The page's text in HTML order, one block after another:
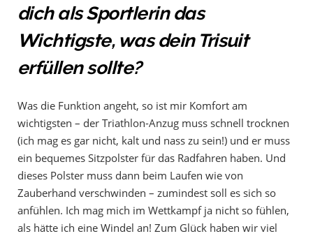
dich als Sportlerin das
Wichtigste, was dein Trisuit
erfüllen sollte?
Was die Funktion angeht, so ist mir Komfort am
wichtigsten – der Triathlon-Anzug muss schnell trocknen
(ich mag es gar nicht, kalt und nass zu sein!) und er muss
ein bequemes Sitzpolster für das Radfahren haben. Und
dieses Polster muss dann beim Laufen wie von
Zauberhand verschwinden – zumindest soll es sich so
anfühlen. Ich mag mich im Wettkampf ja nicht so fühlen,
als hätte ich eine Windel an! Zum Glück haben wir viel